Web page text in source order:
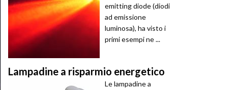
emitting diode (diodi
ad emissione
luminosa), ha visto i
primi esempi ne ...
Lampadine a risparmio energetico
Le lampadine a